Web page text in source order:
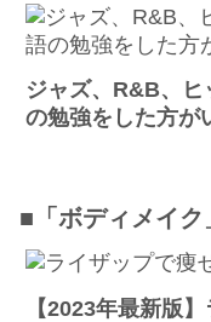
ジャズ、R&B、
の勉強をした方が
■「ボディメイ
【2023年最新版